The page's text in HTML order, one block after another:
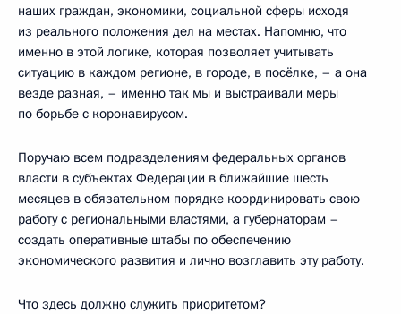
наших граждан, экономики, социальной сферы исходя
из реального положения дел на местах. Напомню, что
именно в этой логике, которая позволяет учитывать
ситуацию в каждом регионе, в городе, в посёлке, – а она
везде разная, – именно так мы и выстраивали меры
по борьбе с коронавирусом.
Поручаю всем подразделениям федеральных органов
власти в субъектах Федерации в ближайшие шесть
месяцев в обязательном порядке координировать свою
работу с региональными властями, а губернаторам –
создать оперативные штабы по обеспечению
экономического развития и лично возглавить эту работу.
Что здесь должно служить приоритетом?